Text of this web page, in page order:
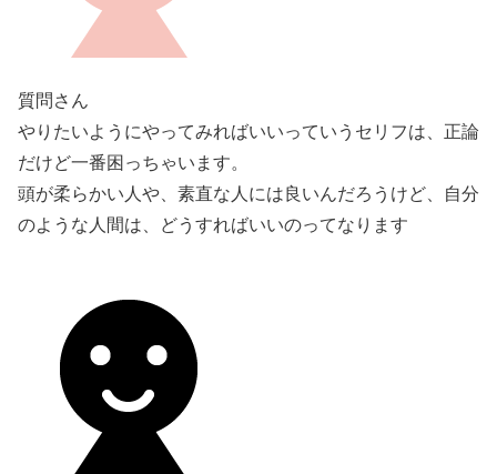
質問さん
やりたいようにやってみればいいっていうセリフは、正論
だけど一番困っちゃいます。
頭が柔らかい人や、素直な人には良いんだろうけど、自分
のような人間は、どうすればいいのってなります